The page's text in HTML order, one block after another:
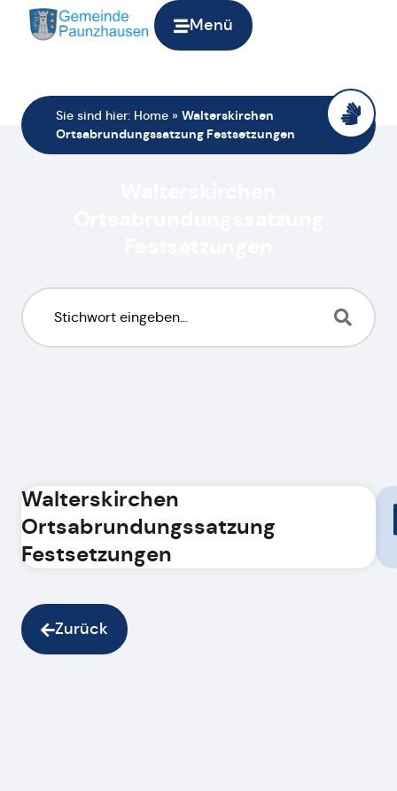
Menü
Sie sind hier: Home » Walterskirchen
Ortsabrundungssatzung Festsetzungen
Walterskirchen
Ortsabrundungssatzung
Festsetzungen
Zurück